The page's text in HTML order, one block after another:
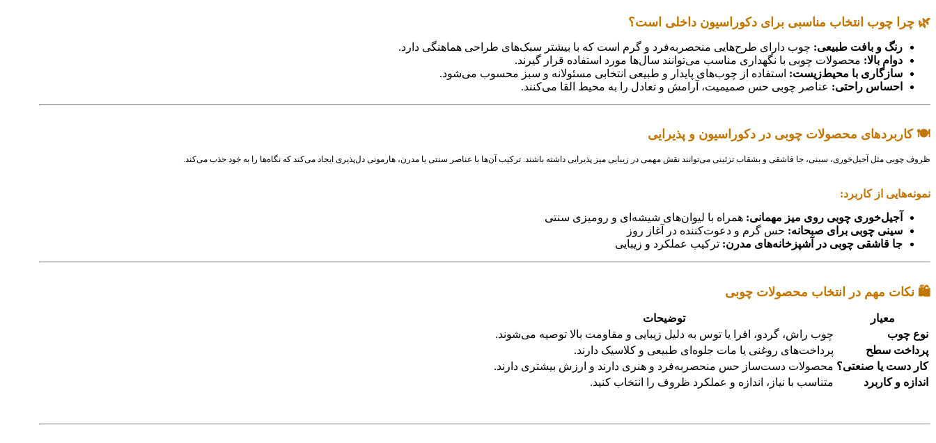
🌿 چرا چوب انتخاب مناسبی برای دکوراسیون داخلی است؟
رنگ و بافت طبیعی: چوب دارای طرح‌هایی منحصر‌به‌فرد و گرم است که با بیشتر سبک‌های طراحی هماهنگی دارد.
دوام بالا: محصولات چوبی با نگهداری مناسب می‌توانند سال‌ها مورد استفاده قرار گیرند.
سازگاری با محیط‌زیست: استفاده از چوب‌های پایدار و طبیعی انتخابی مسئولانه و سبز محسوب می‌شود.
احساس راحتی: عناصر چوبی حس صمیمیت، آرامش و تعادل را به محیط القا می‌کنند.
🍽 کاربردهای محصولات چوبی در دکوراسیون و پذیرایی
ظروف چوبی مثل آجیل‌خوری، سینی، جا قاشقی و بشقاب تزئینی می‌توانند نقش مهمی در زیبایی میز پذیرایی داشته باشند. ترکیب آن‌ها با عناصر سنتی یا مدرن، هارمونی دل‌پذیری ایجاد می‌کند که نگاه‌ها را به خود جذب می‌کند.
نمونه‌هایی از کاربرد:
آجیل‌خوری چوبی روی میز مهمانی: همراه با لیوان‌های شیشه‌ای و رومیزی سنتی
سینی چوبی برای صبحانه: حس گرم و دعوت‌کننده در آغاز روز
جا قاشقی چوبی در آشپزخانه‌های مدرن: ترکیب عملکرد و زیبایی
🛍 نکات مهم در انتخاب محصولات چوبی
معیار
توضیحات
نوع چوب
چوب راش، گردو، افرا یا توس به دلیل زیبایی و مقاومت بالا توصیه می‌شوند.
پرداخت سطح
پرداخت‌های روغنی یا مات جلوه‌ای طبیعی و کلاسیک دارند.
کار دست یا صنعتی؟ محصولات دست‌ساز حس منحصربه‌فرد و هنری دارند و ارزش بیشتری دارند.
اندازه و کاربرد
متناسب با نیاز، اندازه و عملکرد ظروف را انتخاب کنید.